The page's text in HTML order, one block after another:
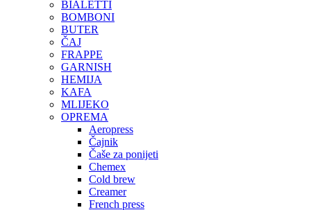
BIALETTI
BOMBONI
BUTER
ČAJ
FRAPPE
GARNISH
HEMIJA
KAFA
MLIJEKO
OPREMA
Aeropress
Čajnik
Čaše za ponijeti
Chemex
Cold brew
Creamer
French press